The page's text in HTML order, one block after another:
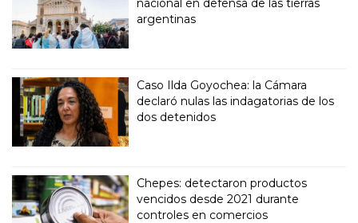
nacional en defensa de las tierras
argentinas
Caso Ilda Goyochea: la Cámara
declaró nulas las indagatorias de los
dos detenidos
Chepes: detectaron productos
vencidos desde 2021 durante
controles en comercios